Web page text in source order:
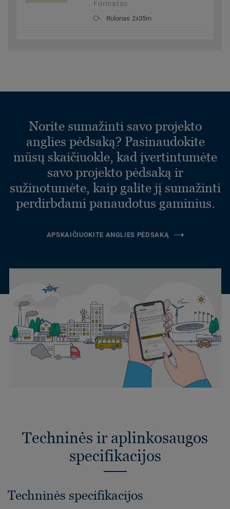
Formatas
Rulonas 2x35m
Norite sumažinti savo projekto
anglies pėdsaką? Pasinaudokite
mūsų skaičiuokle, kad įvertintumėte
savo projekto pėdsaką ir
sužinotumėte, kaip galite jį sumažinti
perdirbdami panaudotus gaminius.
APSKAIČIUOKITE ANGLIES PĖDSAKĄ
Techninės ir aplinkosaugos
specifikacijos
Techninės specifikacijos